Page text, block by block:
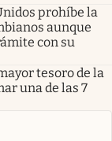
prohíbe la
aunque
con su
tesoro de la
una de las 7